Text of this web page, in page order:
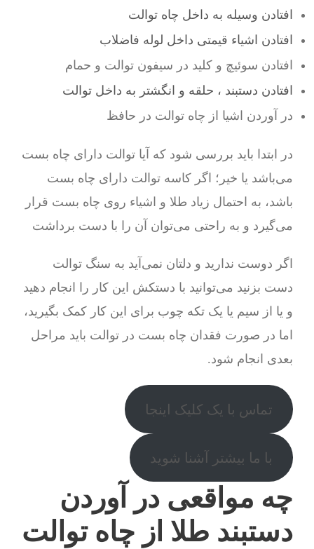
افتادن وسیله به داخل چاه توالت
افتادن اشیاء قیمتی داخل لوله فاضلاب
افتادن سوئیچ و کلید در سیفون توالت و حمام
افتادن دستبند ، حلقه و انگشتر به داخل توالت
در آوردن اشیا از چاه توالت در حافظ
در ابتدا باید بررسی شود که آیا توالت دارای چاه بست
می‌باشد یا خیر؛ اگر کاسه توالت دارای چاه بست
باشد، به احتمال زیاد طلا و اشیاء روی چاه بست قرار
می‌گیرد و به راحتی می‌توان آن را با دست برداشت
اگر دوست ندارید و دلتان نمی‌آید به سنگ توالت
دست بزنید می‌توانید با دستکش این کار را انجام دهید
و یا از سیم یا یک تکه چوب برای این کار کمک بگیرید،
اما در صورت فقدان چاه بست در توالت باید مراحل
بعدی انجام شود.
تماس با یک کلیک اینجا
با ما بیشتر آشنا شوید
چه مواقعی در آوردن
دستبند طلا از چاه توالت